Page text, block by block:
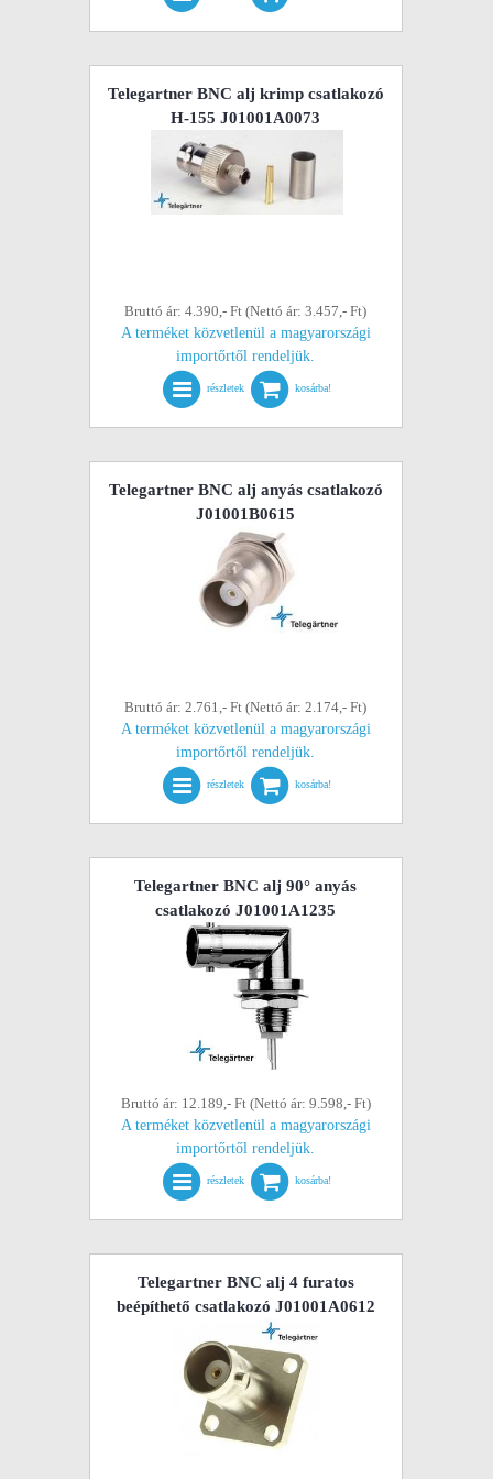
Telegartner BNC alj krimp csatlakozó
H-155 J01001A0073
Bruttó ár: 4.390,- Ft (Nettó ár: 3.457,- Ft)
A terméket közvetlenül a magyarországi
importőrtől rendeljük.
részletek kosárba!
Telegartner BNC alj anyás csatlakozó
J01001B0615
Bruttó ár: 2.761,- Ft (Nettó ár: 2.174,- Ft)
A terméket közvetlenül a magyarországi
importőrtől rendeljük.
részletek kosárba!
Telegartner BNC alj 90° anyás
csatlakozó J01001A1235
Bruttó ár: 12.189,- Ft (Nettó ár: 9.598,- Ft)
A terméket közvetlenül a magyarországi
importőrtől rendeljük.
részletek kosárba!
Telegartner BNC alj 4 furatos
beépíthető csatlakozó J01001A0612